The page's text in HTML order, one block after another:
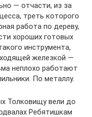
— отчасти, из за
треть которого
работа по дереву,
хороших готовых
инструмента,
железкой —
неплохо работают
По металлу.
Толковищу вели до
Ребятишкам